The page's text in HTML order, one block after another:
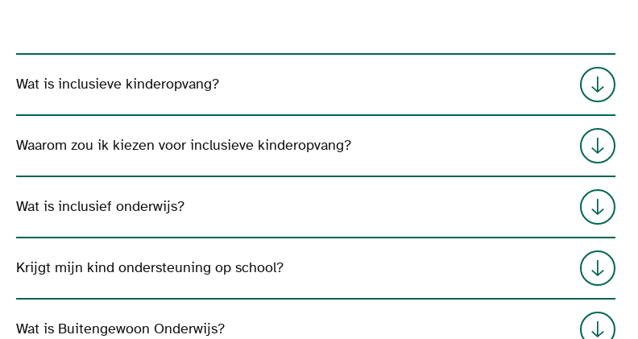
Wat is inclusieve kinderopvang?
Waarom zou ik kiezen voor inclusieve kinderopvang?
Wat is inclusief onderwijs?
Krijgt mijn kind ondersteuning op school?
Wat is Buitengewoon Onderwijs?